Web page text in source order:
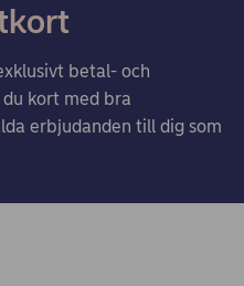
betal- och
kort med bra
erbjudanden till dig som